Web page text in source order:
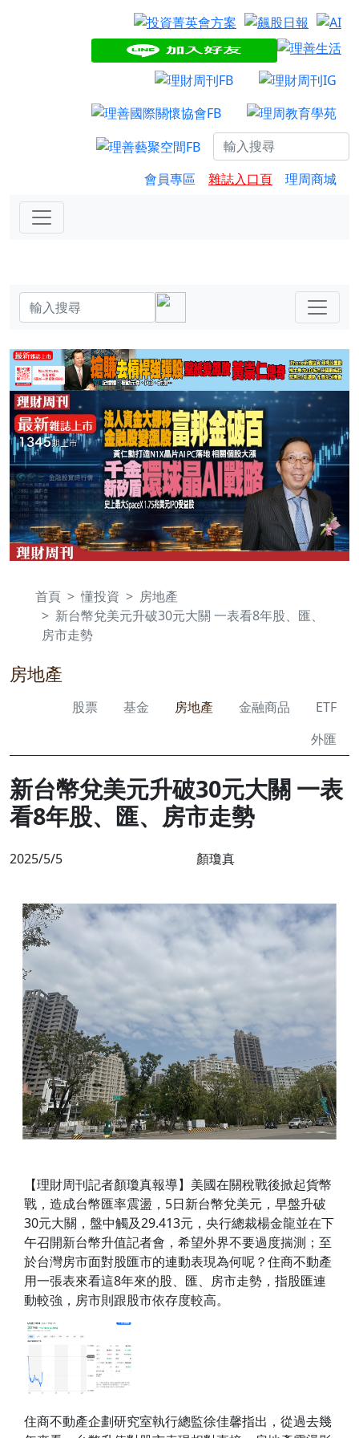
會員專區 雜誌入口頁 理周商城
首頁 懂投資
房地產
新台幣兌美元升破30元大關 一表看8年股、匯、
房市走勢
房地產
股票 基金 房地產 金融商品
ETF
外匯
新台幣兌美元升破30元大關 一表
看8年股、匯、房市走勢
2025/5/5 顏瓊真
【理財周刊記者顏瓊真報導】美國在關稅戰後掀起貨幣
戰，造成台幣匯率震盪，5日新台幣兌美元，早盤升破
30元大關，盤中觸及29.413元，央行總裁楊金龍並在下
午召開新台幣升值記者會，希望外界不要過度揣測；至
於台灣房市面對股匯市的連動表現為何呢？住商不動產
用一張表來看這8年來的股、匯、房市走勢，指股匯連
動較強，房市則跟股市依存度較高。
住商不動產企劃研究室執行總監徐佳馨指出，從過去幾